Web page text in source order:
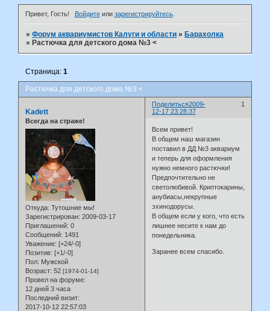
Привет, Гость! Войдитеили зарегистрируйтесь.
»Форум аквариумистов Калуги и области » Барахолка
» Растючка для детского дома №3 <
Растючка для детского дома №3 <
Страница:1
Поделиться 1
2009-
12-17 23:28:37
Kadett
Всегда на страже!
Откуда: Тутошние мы!
Зарегистрирован: 2009-03-17
Приглашений: 0
Сообщений: 1491
Уважение: [+24/-0]
Позитив: [+1/-0]
Пол: Мужской
Возраст: 52 [1974-01-14]
Провел на форуме:
12 дней 3 часа
Последний визит:
2017-10-12 22:57:03
Всем привет!
В общем наш магазин
поставил в ДД №3 аквариум
и теперь для оформления
нужно немного растючки!
Предпочтительно не
светолюбивой. Криптокарины,
анубиасы,некрупные
эхинодорусы.
В общем если у кого, что есть
лишнее несите к нам до
понедельника.
Заранее всем спасибо.